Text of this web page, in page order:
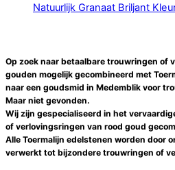
Natuurlijk Granaat Briljant
Op zoek naar betaalbare trouwringen of
gouden mogelijk gecombineerd met
naar een goudsmid in Medemblik voor
Maar niet gevonden.
Wij zijn gespecialiseerd in het
of verlovingsringen van rood goud
Alle Toermalijn edelstenen worden door
verwerkt tot bijzondere trouwringen of